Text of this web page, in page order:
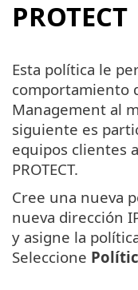
PROTECT
Esta política le
comportamiento
Management al
siguiente es
equipos clientes
PROTECT.
Cree una nueva
nueva dirección
y asigne la
Seleccione